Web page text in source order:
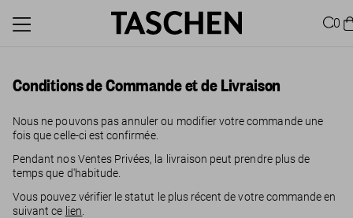
0
Conditions de Commande et de Livraison
Nous ne pouvons pas annuler ou modifier votre commande une
fois que celle-ci est confirmée.
Pendant nos Ventes Privées, la livraison peut prendre plus de
temps que d'habitude.
Vous pouvez vérifier le statut le plus récent de votre commande en
suivant ce lien